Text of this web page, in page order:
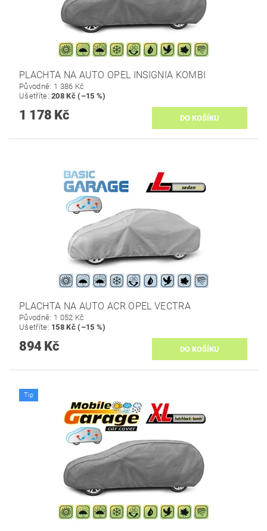
PLACHTA NA AUTO OPEL INSIGNIA KOMBI
Původně: 1 386 Kč
Ušetříte:208 Kč (–15 %)
1 178 Kč
PLACHTA NA AUTO ACR OPEL VECTRA
Původně: 1 052 Kč
Ušetříte: 158 Kč (–15 %)
894 Kč
Tip